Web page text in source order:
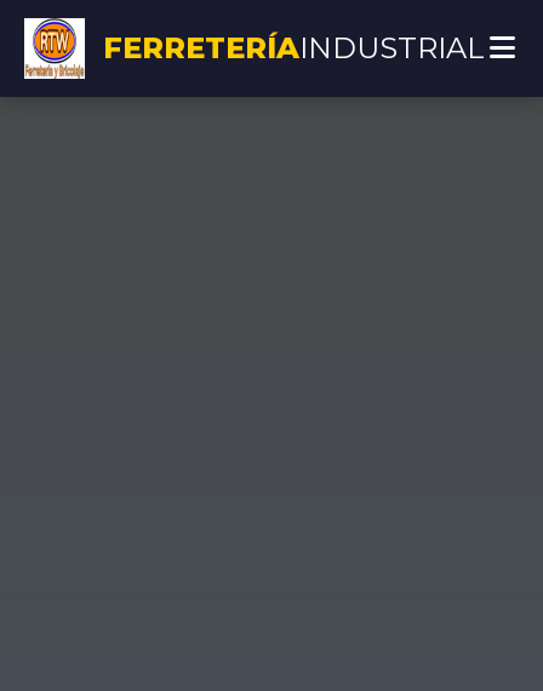
FERRETERÍAINDUSTRIAL